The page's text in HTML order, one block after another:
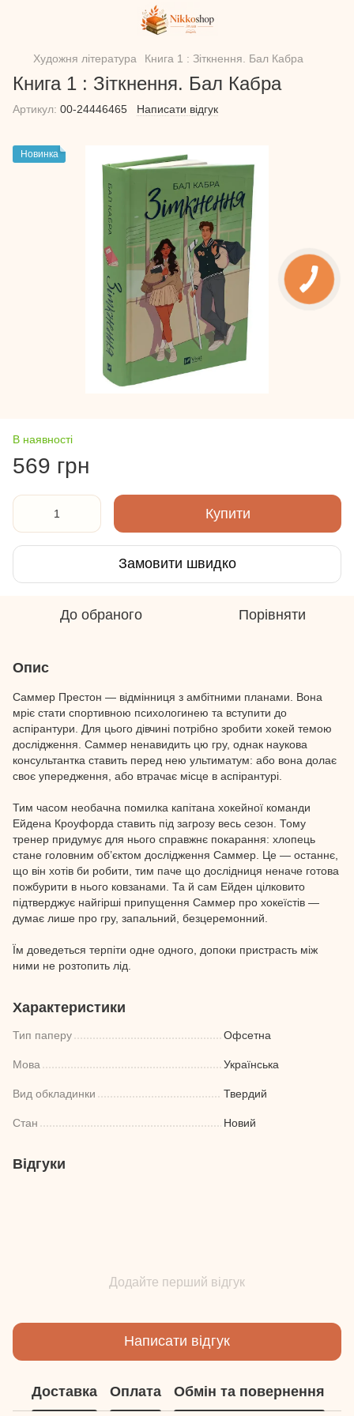
Художня література Книга 1 : Зіткнення. Бал Кабра
Книга 1 : Зіткнення. Бал Кабра
Артикул: 00-24446465 Написати відгук
Новинка
В наявності
569 грн
Купити
Замовити швидко
До обраного Порівняти
Опис
Саммер Престон — відмінниця з амбітними планами. Вона
мріє стати спортивною психологинею та вступити до
аспірантури. Для цього дівчині потрібно зробити хокей темою
дослідження. Саммер ненавидить цю гру, однак наукова
консультантка ставить перед нею ультиматум: або вона долає
своє упередження, або втрачає місце в аспірантурі.
Тим часом необачна помилка капітана хокейної команди
Ейдена Кроуфорда ставить під загрозу весь сезон. Тому
тренер придумує для нього справжнє покарання: хлопець
стане головним об’єктом дослідження Саммер. Це — останнє,
що він хотів би робити, тим паче що дослідниця неначе готова
пожбурити в нього ковзанами. Та й сам Ейден цілковито
підтверджує найгірші припущення Саммер про хокеїстів —
думає лише про гру, запальний, безцеремонний.
Їм доведеться терпіти одне одного, допоки пристрасть між
ними не розтопить лід.
Характеристики
Тип паперу Офсетна
Мова Українська
Вид обкладинки Твердий
Стан Новий
Відгуки
Додайте перший відгук
Написати відгук
Доставка Оплата Обмін та повернення